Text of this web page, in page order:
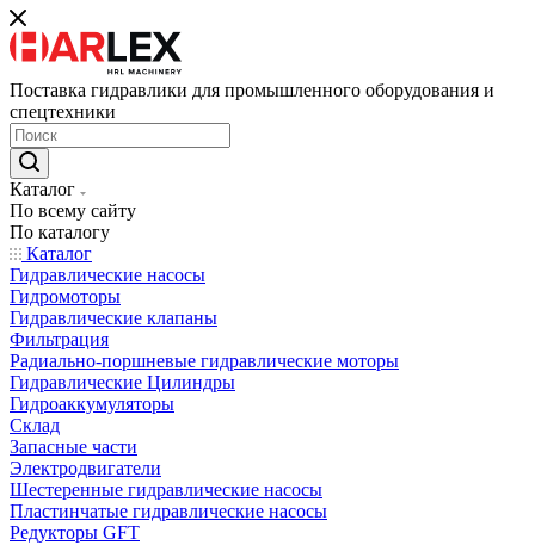
Поставка гидравлики для промышленного оборудования и
спецтехники
Каталог
По всему сайту
По каталогу
Каталог
Гидравлические насосы
Гидромоторы
Гидравлические клапаны
Фильтрация
Радиально-поршневые гидравлические моторы
Гидравлические Цилиндры
Гидроаккумуляторы
Склад
Запасные части
Электродвигатели
Шестеренные гидравлические насосы
Пластинчатые гидравлические насосы
Редукторы GFT